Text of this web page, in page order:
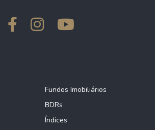
Fundos Imobiliários
BDRs
Índices